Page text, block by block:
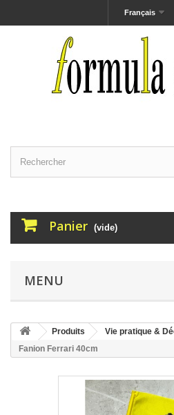
Français
Panier (vide)
MENU
Produits Vie pratique &
Fanion Ferrari 40cm